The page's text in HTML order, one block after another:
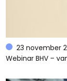
23 november
Webinar BHV –